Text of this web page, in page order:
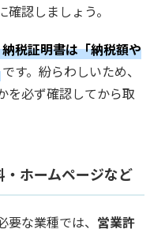
認しましょう。
税証明書は「納税額や
です。紛らわしいため、
を必ず確認してから取
ホームページなど
な業種では、 営業許